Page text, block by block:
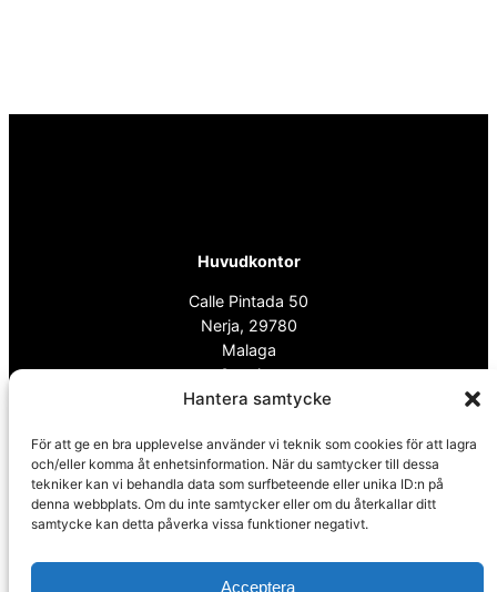
Hantera samtycke
För att ge en bra upplevelse använder vi teknik som cookies för att lagra
och/eller komma åt enhetsinformation. När du samtycker till dessa
tekniker kan vi behandla data som surfbeteende eller unika ID:n på
denna webbplats. Om du inte samtycker eller om du återkallar ditt
samtycke kan detta påverka vissa funktioner negativt.
Acceptera
Huvudkontor
Calle Pintada 50
Nerja, 29780
Malaga
Spanien
info@spanskafastigheter.se
☎ 0034 669 738 682
Nyhetsbrev